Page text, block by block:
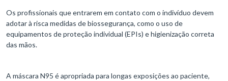
Os profissionais que entrarem em contato com o indivíduo devem
adotar à risca medidas de biossegurança, como o uso de
equipamentos de proteção individual (EPIs) e higienização correta
das mãos.
A máscara N95 é apropriada para longas exposições ao paciente,